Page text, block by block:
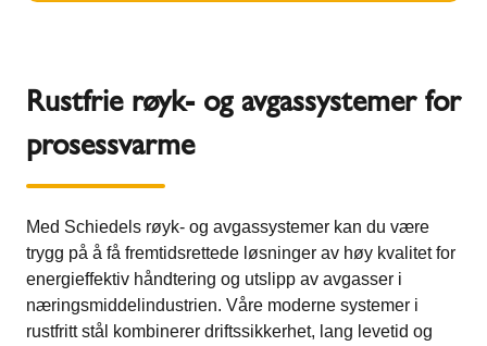
Rustfrie røyk- og avgassystemer for
prosessvarme
Med Schiedels røyk- og avgassystemer kan du være
trygg på å få fremtidsrettede løsninger av høy kvalitet for
energieffektiv håndtering og utslipp av avgasser i
næringsmiddelindustrien. Våre moderne systemer i
rustfritt stål kombinerer driftssikkerhet, lang levetid og